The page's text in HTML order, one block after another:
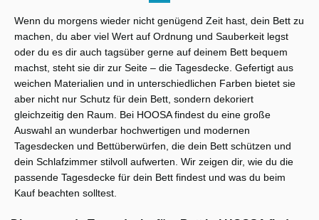
Wenn du morgens wieder nicht genügend Zeit hast, dein Bett zu
machen, du aber viel Wert auf Ordnung und Sauberkeit legst
oder du es dir auch tagsüber gerne auf deinem Bett bequem
machst, steht sie dir zur Seite – die Tagesdecke. Gefertigt aus
weichen Materialien und in unterschiedlichen Farben bietet sie
aber nicht nur Schutz für dein Bett, sondern dekoriert
gleichzeitig den Raum. Bei HOOSA findest du eine große
Auswahl an wunderbar hochwertigen und modernen
Tagesdecken und Bettüberwürfen, die dein Bett schützen und
dein Schlafzimmer stilvoll aufwerten. Wir zeigen dir, wie du die
passende Tagesdecke für dein Bett findest und was du beim
Kauf beachten solltest.